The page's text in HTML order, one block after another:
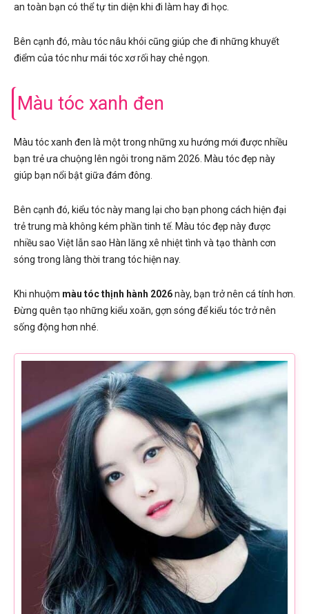
an toàn bạn có thể tự tin diện khi đi làm hay đi học.
Bên cạnh đó, màu tóc nâu khói cũng giúp che đi những khuyết
điểm của tóc như mái tóc xơ rối hay chẻ ngọn.
Màu tóc xanh đen
Màu tóc xanh đen là một trong những xu hướng mới được nhiều
bạn trẻ ưa chuộng lên ngôi trong năm 2026. Màu tóc đẹp này
giúp bạn nổi bật giữa đám đông.
Bên cạnh đó, kiểu tóc này mang lại cho bạn phong cách hiện đại
trẻ trung mà không kém phần tinh tế. Màu tóc đẹp này được
nhiều sao Việt lẫn sao Hàn lăng xê nhiệt tình và tạo thành cơn
sóng trong làng thời trang tóc hiện nay.
Khi nhuộm màu tóc thịnh hành 2026này, bạn trở nên cá tính hơn.
Đừng quên tạo những kiểu xoăn, gợn sóng để kiểu tóc trở nên
sống động hơn nhé.